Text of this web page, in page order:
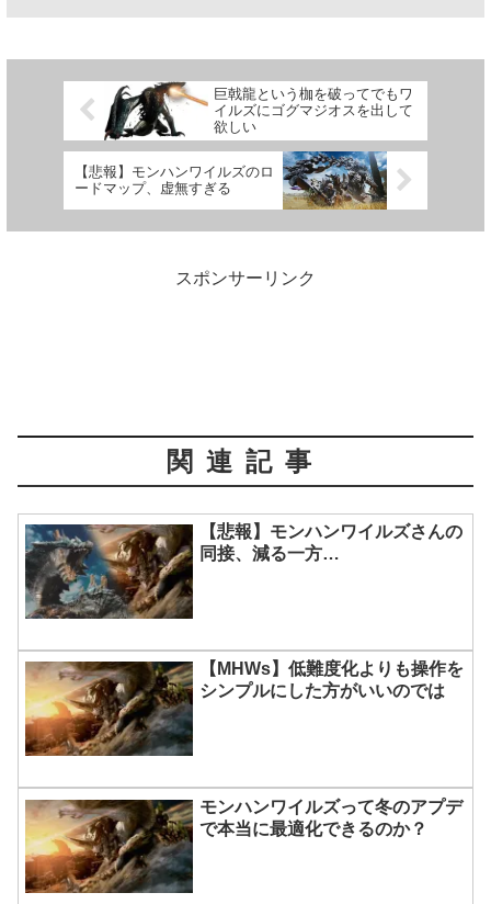
巨戟龍という枷を破ってでもワ
イルズにゴグマジオスを出して
欲しい
【悲報】モンハンワイルズのロ
ードマップ、虚無すぎる
スポンサーリンク
関連記事
【悲報】モンハンワイルズさんの
同接、減る一方…
【MHWs】低難度化よりも操作を
シンプルにした方がいいのでは
モンハンワイルズって冬のアプデ
で本当に最適化できるのか？